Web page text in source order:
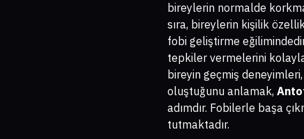
bireylerin normalde
sıra, bireylerin kişilik
fobi geliştirme
tepkiler vermelerini
bireyin geçmiş
oluştuğunu anlamak,
adımdır. Fobilerle başa
tutmaktadır.